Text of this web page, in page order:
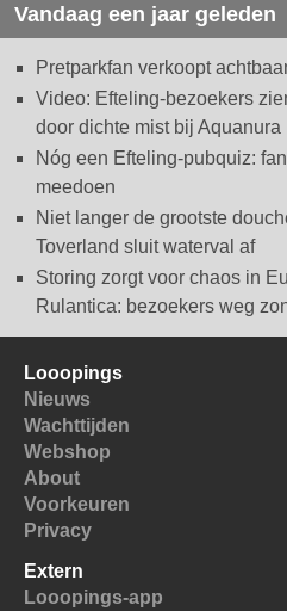
Vandaag een jaar geleden
Pretparkfan verkoopt
Video: Efteling-bezoekers
door dichte mist bij Aquanura
Nóg een Efteling-pubquiz:
meedoen
Niet langer de grootste
Toverland sluit waterval af
Storing zorgt voor chaos in
Rulantica: bezoekers weg
Looopings
Nieuws
Wachttijden
Webshop
About
Voorkeuren
Privacy
Extern
Looopings-app